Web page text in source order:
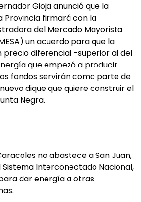
Gioja anunció que la
Provincia firmará con la
del Mercado Mayorista
un acuerdo para que la
precio diferencial -superior al del
que empezó a producir
fondos servirán como parte de
dique que quiere construir el
Negra.
no abastece a San Juan,
Sistema Interconectado Nacional,
dar energía a otras